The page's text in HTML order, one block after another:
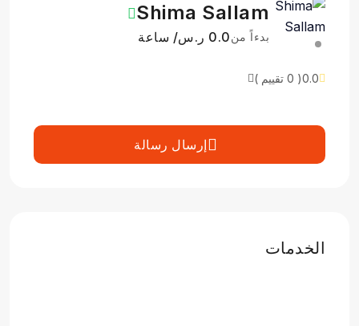
Shima Sallam
بدءاً من0.0 ر.س/ ساعة
0.0( 0 تقييم )
إرسال رسالة
الخدمات